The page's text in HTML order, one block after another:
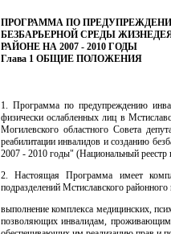
ПРОГРАММА ПО
БЕЗБАРЬЕРНОЙ СРЕДЫ
РАЙОНЕ НА 2007 - 2010 ГОДЫ
Глава 1 ОБЩИЕ ПОЛОЖЕНИЯ
1. Программа по предупреждению
физически ослабленных лиц в
Могилевского областного Совета
реабилитации инвалидов и созданию
2007 - 2010 годы" (Национальный реестр
2. Настоящая Программа имеет
подразделений Мстиславского
выполнение комплекса медицинских,
позволяющих инвалидам, проживающим